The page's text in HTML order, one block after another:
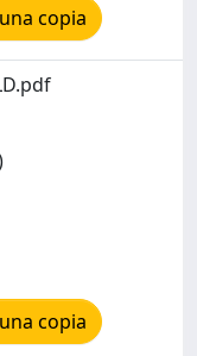
copia
copia